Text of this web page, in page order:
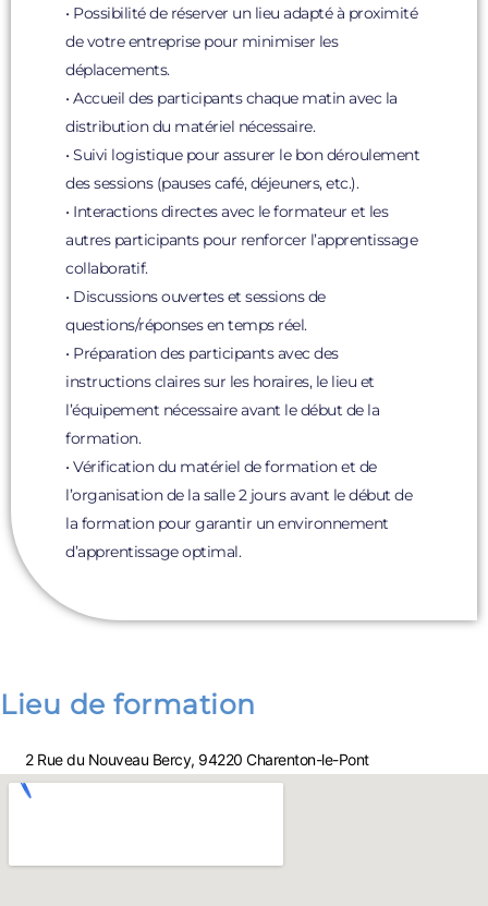
• Possibilité de réserver un lieu adapté à proximité
de votre entreprise pour minimiser les
déplacements.
• Accueil des participants chaque matin avec la
distribution du matériel nécessaire.
• Suivi logistique pour assurer le bon déroulement
des sessions (pauses café, déjeuners, etc.).
• Interactions directes avec le formateur et les
autres participants pour renforcer l’apprentissage
collaboratif.
• Discussions ouvertes et sessions de
questions/réponses en temps réel.
• Préparation des participants avec des
instructions claires sur les horaires, le lieu et
l’équipement nécessaire avant le début de la
formation.
• Vérification du matériel de formation et de
l’organisation de la salle 2 jours avant le début de
la formation pour garantir un environnement
d’apprentissage optimal.
Lieu de formation
2 Rue du Nouveau Bercy, 94220 Charenton-le-Pont